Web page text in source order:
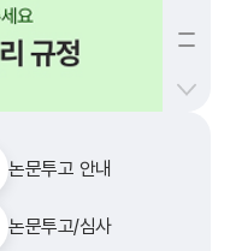
논문투고 안내
논문투고/심사